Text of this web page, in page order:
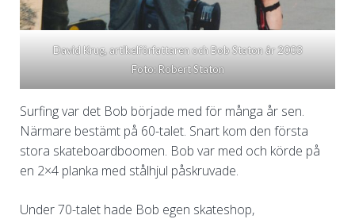
David Krug, artikelförfattaren och Bob Staton år 2003
Foto: Robert Staton
Surfing var det Bob började med för många år sen.
Närmare bestämt på 60-talet. Snart kom den första
stora skateboardboomen. Bob var med och körde på
en 2×4 planka med stålhjul påskruvade.
Under 70-talet hade Bob egen skateshop,